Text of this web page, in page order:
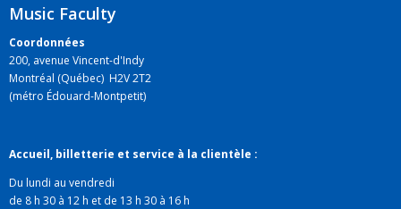
Music Faculty
Coordonnées
200, avenue Vincent-d'Indy
Montréal (Québec) H2V 2T2
(métro Édouard-Montpetit)
Accueil, billetterie et service à la clientèle :
Du lundi au vendredi
de 8 h 30 à 12 h et de 13 h 30 à 16 h